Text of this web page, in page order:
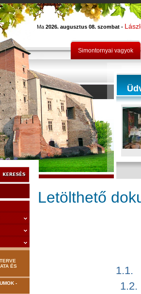
Ma 2026. augusztus 08. szombat -
Simontornyai vagyok
ÉS
-
Letölthető
1.1.